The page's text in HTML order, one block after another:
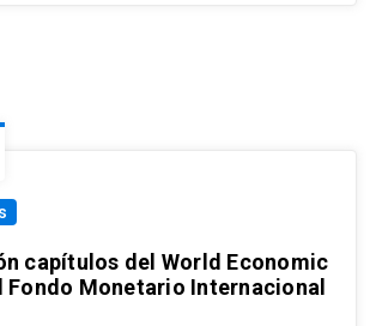
capítulos del World Economic
Fondo Monetario Internacional